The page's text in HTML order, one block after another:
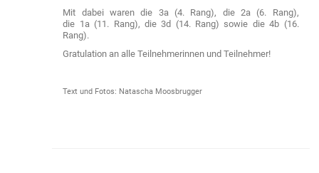
Mit dabei waren die 3a (4. Rang), die 2a (6. Rang),
die 1a (11. Rang), die 3d (14. Rang) sowie die 4b (16.
Rang).
Gratulation an alle Teilnehmerinnen und Teilnehmer!
Text und Fotos: Natascha Moosbrugger